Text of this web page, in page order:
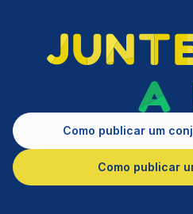
Como publicar um
Como publicar